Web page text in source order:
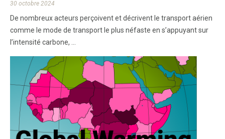
30 octobre 2024
De nombreux acteurs perçoivent et décrivent le transport aérien
comme le mode de transport le plus néfaste en s’appuyant sur
l’intensité carbone, ...